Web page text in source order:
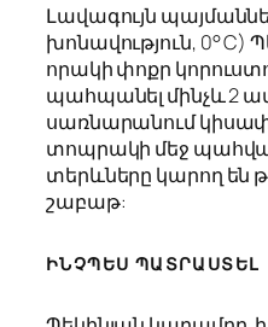
Լավագույն
խոնավություն, 0° C)
որակի փոքր
պահպանել մինչև 2
սառնարանում
տոպրակի մեջ
տերևները կարող են
շաբաթ:
ԻՆՉՊԵՍ ՊԱՏՐԱՍՏԵԼ